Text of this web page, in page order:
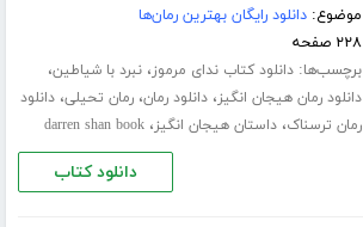
موضوع:دانلود رایگان بهترین رمان‌ها
۲۲۸ صفحه
برچسب‌ها:دانلود کتاب ندای مرموز،نبرد با شیاطین،
دانلود رمان هیجان انگیز،دانلود رمان،رمان تحیلی،دانلود
رمان ترسناک،داستان هیجان انگیز،darren shan book
دانلود کتاب